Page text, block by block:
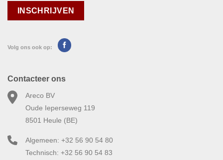
Volg ons ook op:
Contacteer ons
Areco BV
Oude Ieperseweg 119
8501 Heule (BE)
Algemeen: +32 56 90 54 80
Technisch: +32 56 90 54 83